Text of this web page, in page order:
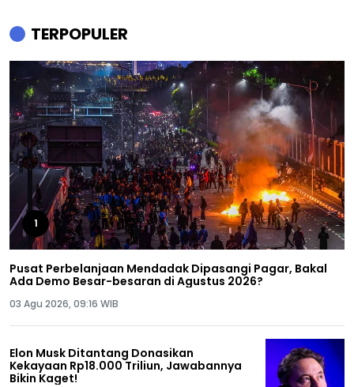
TERPOPULER
1
Pusat Perbelanjaan Mendadak Dipasangi Pagar, Bakal
Ada Demo Besar-besaran di Agustus 2026?
03 Agu 2026, 09:16 WIB
Elon Musk Ditantang Donasikan
Kekayaan Rp18.000 Triliun, Jawabannya
Bikin Kaget!